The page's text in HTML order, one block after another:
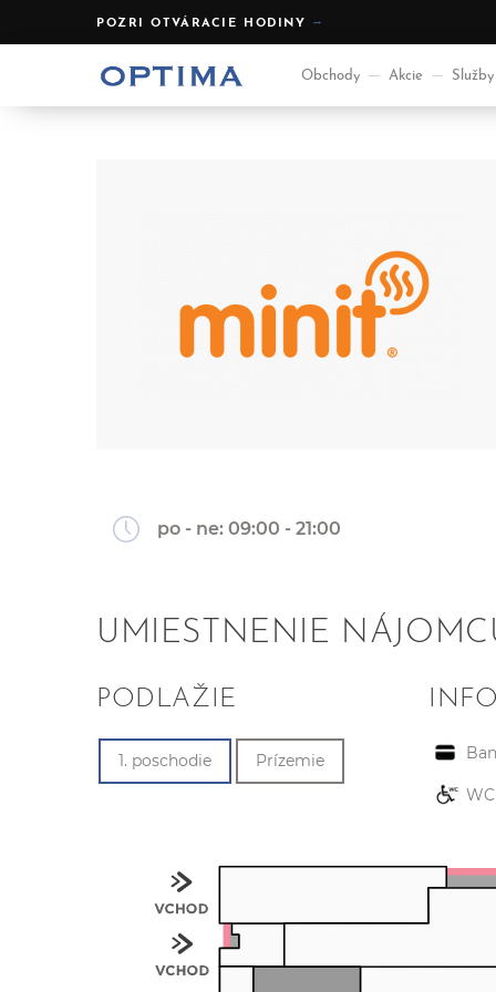
POZRI OTVÁRACIE HODINY
Obchody Akcie Služby
po - ne: 09:00 - 21:00
UMIESTNENIE
PODLAŽIE
1. poschodie Prízemie